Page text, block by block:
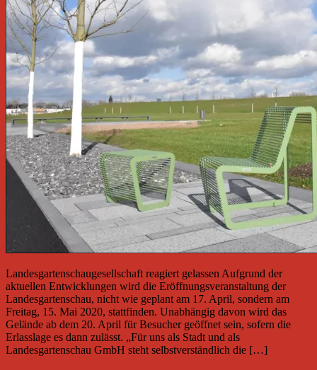
Landesgartenschaugesellschaft reagiert gelassen Aufgrund der
aktuellen Entwicklungen wird die Eröffnungsveranstaltung der
Landesgartenschau, nicht wie geplant am 17. April, sondern am
Freitag, 15. Mai 2020, stattfinden. Unabhängig davon wird das
Gelände ab dem 20. April für Besucher geöffnet sein, sofern die
Erlasslage es dann zulässt. „Für uns als Stadt und als
Landesgartenschau GmbH steht selbstverständlich die […]